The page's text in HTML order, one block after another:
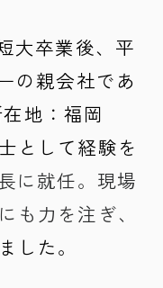
大卒業後、平
の親会社であ
地：福岡
として経験を
に就任。現場
も力を注ぎ、
した。